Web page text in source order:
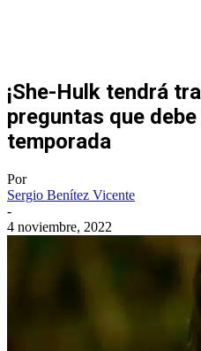
¡She-Hulk tendrá
preguntas que
temporada
Por
Sergio Benítez Vicente
-
4 noviembre, 2022